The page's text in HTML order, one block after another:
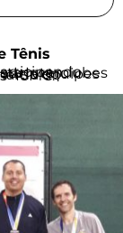
Tênis
nos sagramos Vice- Campeões 45MC.